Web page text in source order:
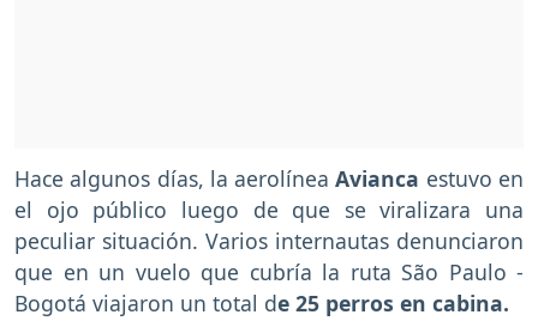
Hace algunos días, la aerolíneaAvianca estuvo en
el ojo público luego de que se viralizara una
peculiar situación. Varios internautas denunciaron
que en un vuelo que cubría la ruta São Paulo -
Bogotá viajaron un total de 25 perros en cabina.